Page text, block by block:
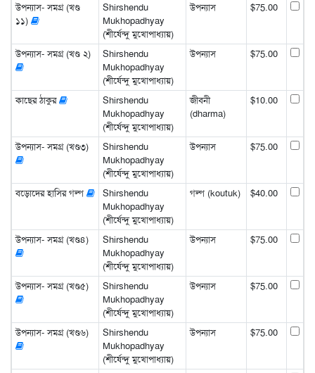
উপন্যাস- সমগ্র (খণ্ড
১১)
Shirshendu
Mukhopadhyay
(শীর্ষেন্দু মুখোপাধ্যায়)
উপন্যাস $75.00
উপন্যাস- সমগ্র (খণ্ড ২)
Shirshendu
Mukhopadhyay
(শীর্ষেন্দু মুখোপাধ্যায়)
উপন্যাস $75.00
কাছের ঠাকুর
Shirshendu
Mukhopadhyay
(শীর্ষেন্দু মুখোপাধ্যায়)
জীবনী
(dharma)
$10.00
উপন্যাস- সমগ্র (খণ্ড৩)
Shirshendu
Mukhopadhyay
(শীর্ষেন্দু মুখোপাধ্যায়)
উপন্যাস $75.00
বড়োদের হাসির গল্প
Shirshendu
Mukhopadhyay
(শীর্ষেন্দু মুখোপাধ্যায়)
গল্প (koutuk) $40.00
উপন্যাস- সমগ্র (খণ্ড৪)
Shirshendu
Mukhopadhyay
(শীর্ষেন্দু মুখোপাধ্যায়)
উপন্যাস $75.00
উপন্যাস- সমগ্র (খণ্ড৫)
Shirshendu
Mukhopadhyay
(শীর্ষেন্দু মুখোপাধ্যায়)
উপন্যাস $75.00
উপন্যাস- সমগ্র (খণ্ড৬)
Shirshendu
Mukhopadhyay
(শীর্ষেন্দু মুখোপাধ্যায়)
উপন্যাস $75.00